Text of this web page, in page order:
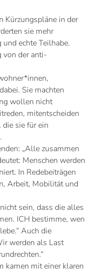
Kürzungspläne in der
sie mehr
echte Teilhabe.
von der anti-
Sie machten
wollen nicht
mitentscheiden
sie für ein
„Alle zusammen
Menschen werden
In Redebeiträgen
Arbeit, Mobilität und
sein, dass die alles
ICH bestimme, wen
Auch die
werden als Last
kamen mit einer klaren